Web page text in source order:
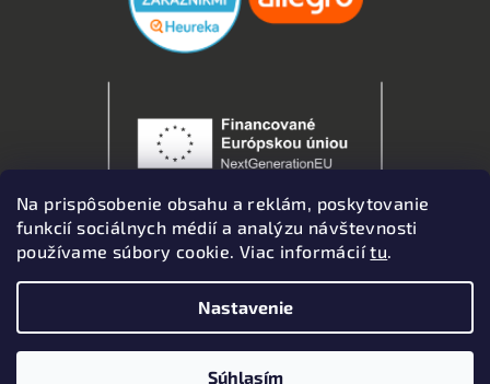
Na prispôsobenie obsahu a reklám, poskytovanie
funkcií sociálnych médií a analýzu návštevnosti
používame súbory cookie. Viac informáciítu.
Nastavenie
Súhlasím